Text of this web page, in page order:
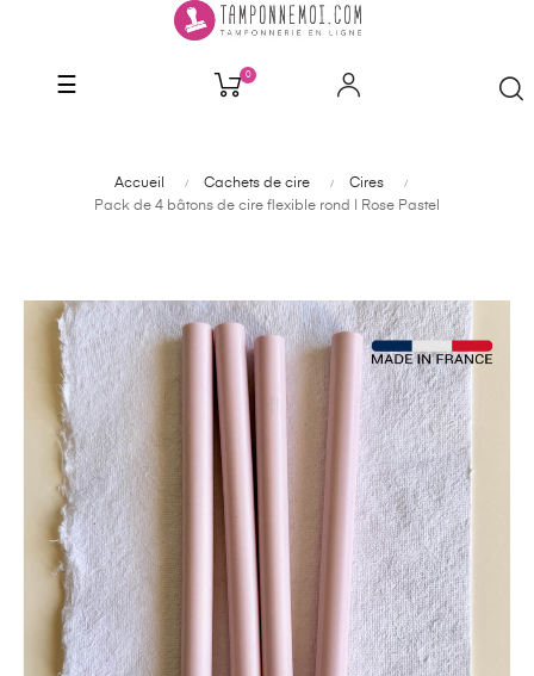
Basculer
☰ 0
Accueil Cachets de cire
Cires
Pack de 4 bâtons de cire flexible rond | Rose Pastel